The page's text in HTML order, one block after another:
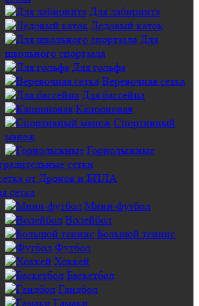
Для лабиринта
Ледовый каток
Для
школьного спортзала
Для гольфа
Веревочная сетка
Для бассейна
Капроновая
Спортивный
манеж
Горнолыжные
от Дронов и БПЛА
сетка
Мини-футбол
Волейбол
Большой теннис
Футбол
Хоккей
Баскетбол
Гандбол
Гамаки